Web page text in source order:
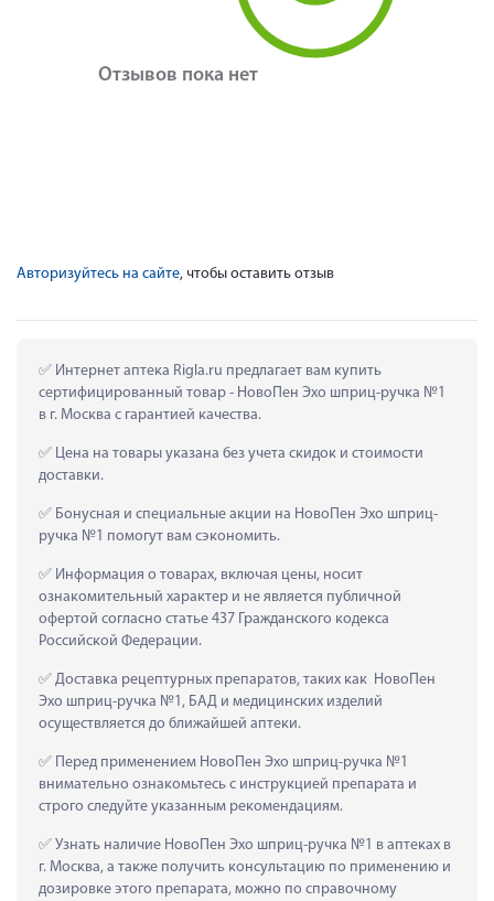
Отзывов пока нет
Авторизуйтесь на сайте, чтобы оставить отзыв
Интернет аптека Rigla.ru предлагает вам купить
сертифицированный товар - НовоПен Эхо шприц-ручка №1
в г. Москва с гарантией качества.
Цена на товары указана без учета скидок и стоимости
доставки.
Бонусная и специальные акции на НовоПен Эхо шприц-
ручка №1 помогут вам сэкономить.
Информация о товарах, включая цены, носит
ознакомительный характер и не является публичной
офертой согласно статье 437 Гражданского кодекса
Российской Федерации.
Доставка рецептурных препаратов, таких как  НовоПен
Эхо шприц-ручка №1, БАД и медицинских изделий
осуществляется до ближайшей аптеки.
Перед применением НовоПен Эхо шприц-ручка №1
внимательно ознакомьтесь с инструкцией препарата и
строго следуйте указанным рекомендациям.
Узнать наличие НовоПен Эхо шприц-ручка №1 в аптеках в
г. Москва, а также получить консультацию по применению и
дозировке этого препарата, можно по справочному